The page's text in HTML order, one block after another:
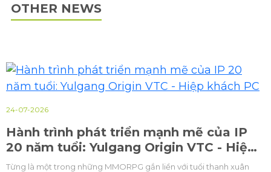
OTHER NEWS
24-07-2026
Hành trình phát triển mạnh mẽ của IP
20 năm tuổi: Yulgang Origin VTC - Hiệp
khách PC
Từng là một trong những MMORPG gắn liền với tuổi thanh xuân